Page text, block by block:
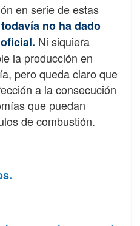
en serie de estas
no ha dado
Ni siquiera
la producción en
pero queda claro que
a la consecución
que puedan
de combustión.